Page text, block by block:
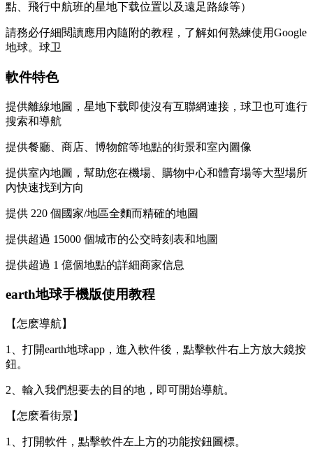
點、飛行中航班的星地下载位置以及遠足路線等）
請務必仔細閱讀應用內隨附的教程，了解如何熟練使用Google
地球。球卫
軟件特色
提供離線地圖，星地下载即使沒有互聯網連接，球卫也可進行
搜索和導航
提供餐廳、商店、博物館等地點的街景和室內圖像
提供室內地圖，幫助您在機場、購物中心和體育場等大型場所
內快速找到方向
提供 220 個國家/地區全麵而精確的地圖
提供超過 15000 個城市的公交時刻表和地圖
提供超過 1 億個地點的詳細商家信息
earth地球手機版使用教程
【怎麽導航】
1、打開earth地球app，進入軟件後，點擊軟件右上方放大鏡按
鈕。
2、輸入我們想要去的目的地，即可開始導航。
【怎麽看街景】
1、打開軟件，點擊軟件左上方的功能按鈕圖標。